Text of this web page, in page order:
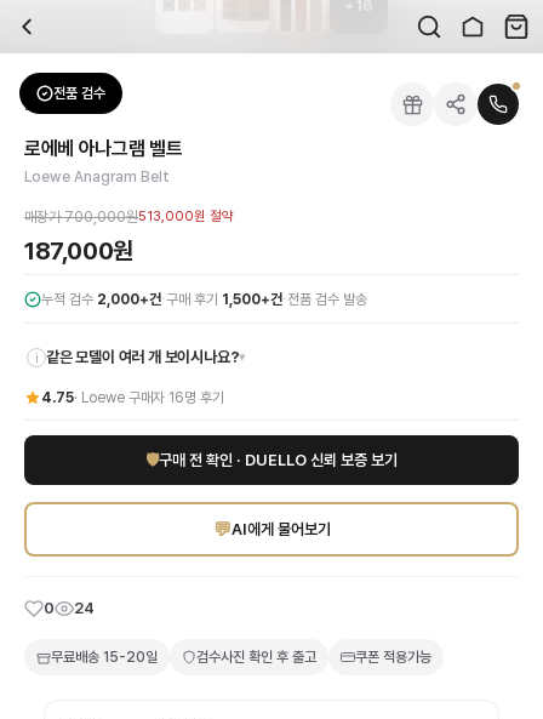
배송은 얼마나 걸리나요?
검수는 어떻게 진행되나요? 검수 사진을 받을 수 있나요?
전문 스태프가 실물 상품을 직접 확인한 후 검수 사진을 제공합니다. 가죽 재질,
교환이나 반품이 가능한가요?
수령 후 7일 이내 신청하시면 상품 하자, 사이즈 불일치, 고객 변심 모두 교환·반
쿠폰과 적립금을 함께 사용할 수 있나요?
네, 쿠폰과 적립금을 결제 시 함께 사용하실 수 있습니다. 적립금은 1,000원 이상
로에베 아나그램 벨트
브랜드:
성별:여성
색상:블랙
가격:187,000 원
럭셔리 패션의 정점, 로에베 아나그램 벨트를 만나보세요. Loewe의 시그니처 아
로에베 아나그램 벨트
16
전품 검수
Loewe벨트
로에베 아나그램 벨트
Loewe Anagram Belt
매장가700,000원513,000원 절약
187,000원
누적 검수 2,000+건·구매 후기 1,500+건· 전품 검수 발송
i 같은 모델이 여러 개 보이시나요?▾
4.75· Loewe 구매자 16명 후기
🛡구매 전 확인 · DUELLO 신뢰 보증 보기
💬AI에게 물어보기
0 24
무료배송 15-20일 검수사진 확인 후 출고 쿠폰 적용가능